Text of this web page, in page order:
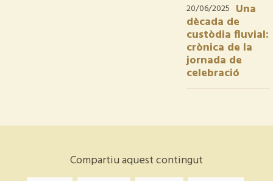
20/06/2025 Una
dècada de
custòdia fluvial:
crònica de la
jornada de
celebració
Compartiu aquest contingut